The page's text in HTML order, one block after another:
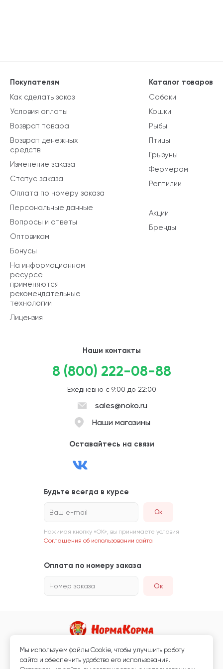
Каталог товаров
Собаки
Кошки
Рыбы
Птицы
Грызуны
Фермерам
Рептилии
Акции
Бренды
Покупателям
Как сделать заказ
Условия оплаты
Возврат товара
Возврат денежных
средств
Изменение заказа
Статус заказа
Оплата по номеру заказа
Персональные данные
Вопросы и ответы
Оптовикам
Бонусы
На информационном
ресурсе
применяются
рекомендательные
технологии
Лицензия
Наши контакты
8 (800) 222-08-88
Ежедневно с 9:00 до 22:00
sales@noko.ru
Наши магазины
Оставайтесь на связи
Будьте всегда в курсе
Ваш e-mail
Нажимая кнопку «ОК», вы принимаете условия
Соглашения об использовании сайта
Оплата по номеру заказа
Номер заказа Ок
Магазин кормов для животных и ветаптека
Любая информация, размещённая на сайте, не является публичной
Мы используем файлы Сookie, чтобы улучшить работу
сайта и обеспечить удобство его использования.